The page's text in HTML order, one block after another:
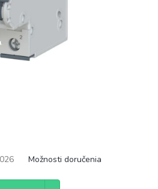
Možnosti doručenia